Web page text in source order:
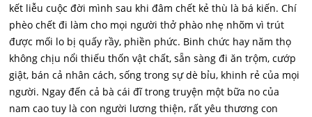
kết liễu cuộc đời mình sau khi đâm chết kẻ thù là bá kiến. Chí
phèo chết đi làm cho mọi người thở phào nhẹ nhõm vì trút
được mối lo bị quấy rầy, phiền phức. Binh chức hay năm thọ
không chịu nổi thiếu thốn vật chất, sẵn sàng đi ăn trộm, cướp
giật, bán cả nhân cách, sống trong sự dè bỉu, khinh rẻ của mọi
người. Ngay đến cả bà cái đĩ trong truyện một bữa no của
nam cao tuy là con người lương thiện, rất yêu thương con